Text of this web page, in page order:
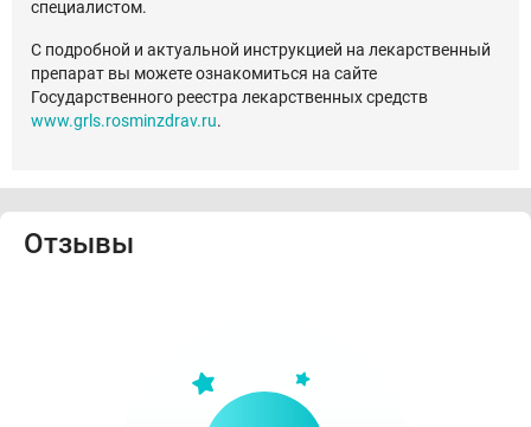
специалистом.
С подробной и актуальной инструкцией на лекарственный
препарат вы можете ознакомиться на сайте
Государственного реестра лекарственных средств
www.grls.rosminzdrav.ru.
Отзывы